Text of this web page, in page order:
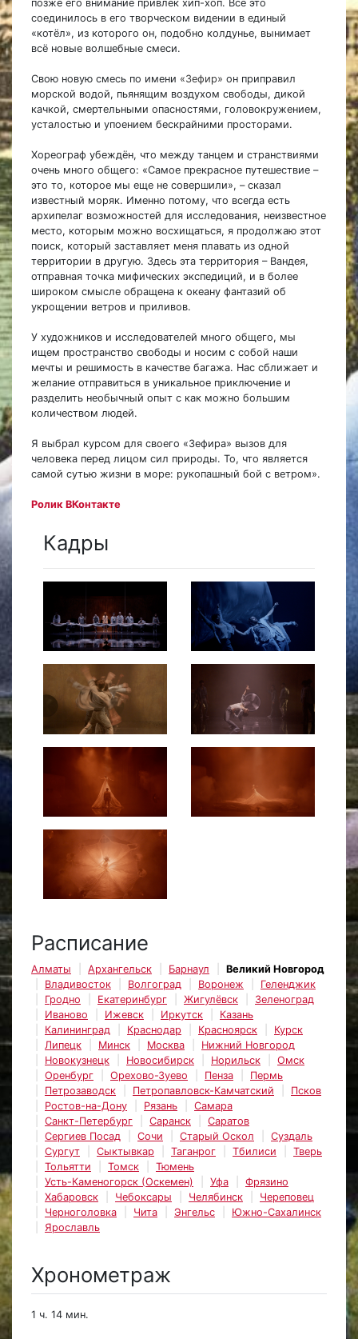
позже его внимание привлёк хип-хоп. Все это
соединилось в его творческом видении в единый
«котёл», из которого он, подобно колдунье, вынимает
всё новые волшебные смеси.
Свою новую смесь по имени «Зефир» он приправил
морской водой, пьянящим воздухом свободы, дикой
качкой, смертельными опасностями, головокружением,
усталостью и упоением бескрайними просторами.
Хореограф убеждён, что между танцем и странствиями
очень много общего: «Самое прекрасное путешествие –
это то, которое мы еще не совершили», – сказал
известный моряк. Именно потому, что всегда есть
архипелаг возможностей для исследования, неизвестное
место, которым можно восхищаться, я продолжаю этот
поиск, который заставляет меня плавать из одной
территории в другую. Здесь эта территория – Вандея,
отправная точка мифических экспедиций, и в более
широком смысле обращена к океану фантазий об
укрощении ветров и приливов.
У художников и исследователей много общего, мы
ищем пространство свободы и носим с собой наши
мечты и решимость в качестве багажа. Нас сближает и
желание отправиться в уникальное приключение и
разделить необычный опыт с как можно большим
количеством людей.
Я выбрал курсом для своего «Зефира» вызов для
человека перед лицом сил природы. То, что является
самой сутью жизни в море: рукопашный бой с ветром».
Ролик ВКонтакте
Кадры
Расписание
Алматы Архангельск Барнаул
Великий Новгород
Владивосток
Волгоград Воронеж
Геленджик
Гродно
Екатеринбург Жигулёвск
Зеленоград
Иваново
Ижевск Иркутск
Казань
Калининград
Краснодар Красноярск
Курск
Липецк
Минск Москва
Нижний Новгород
Новокузнецк
Новосибирск Норильск
Омск
Оренбург
Орехово-Зуево Пенза
Пермь
Петрозаводск
Петропавловск-Камчатский
Псков
Ростов-на-Дону
Рязань
Самара
Санкт-Петербург
Саранск
Саратов
Сергиев Посад
Сочи Старый Оскол
Суздаль
Сургут
Сыктывкар Таганрог Тбилиси
Тверь
Тольятти
Томск
Тюмень
Усть-Каменогорск (Оскемен)
Уфа
Фрязино
Хабаровск
Чебоксары Челябинск
Череповец
Черноголовка
Чита Энгельс
Южно-Сахалинск
Ярославль
Хронометраж
1 ч. 14 мин.